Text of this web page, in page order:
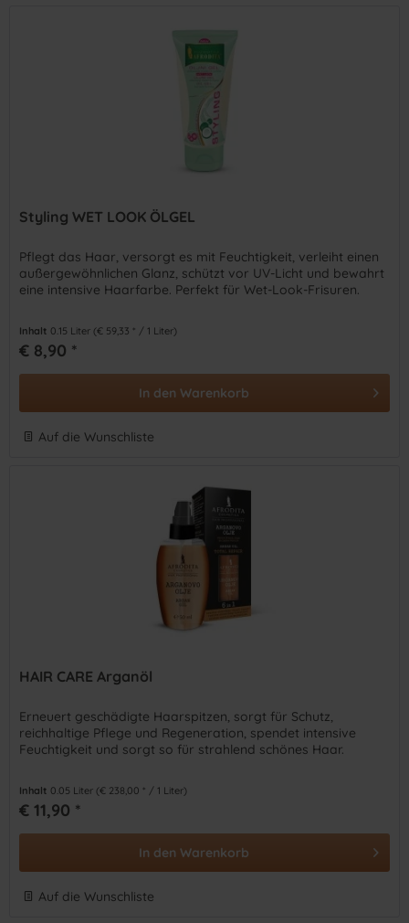
Styling WET LOOK ÖLGEL
Pflegt das Haar, versorgt es mit Feuchtigkeit, verleiht einen
außergewöhnlichen Glanz, schützt vor UV-Licht und bewahrt
eine intensive Haarfarbe. Perfekt für Wet-Look-Frisuren.
Inhalt 0.15 Liter (€ 59,33 * / 1 Liter)
€ 8,90 *
In den Warenkorb
Auf die Wunschliste
HAIR CARE Arganöl
Erneuert geschädigte Haarspitzen, sorgt für Schutz,
reichhaltige Pflege und Regeneration, spendet intensive
Feuchtigkeit und sorgt so für strahlend schönes Haar.
Inhalt 0.05 Liter (€ 238,00 * / 1 Liter)
€ 11,90 *
In den Warenkorb
Auf die Wunschliste